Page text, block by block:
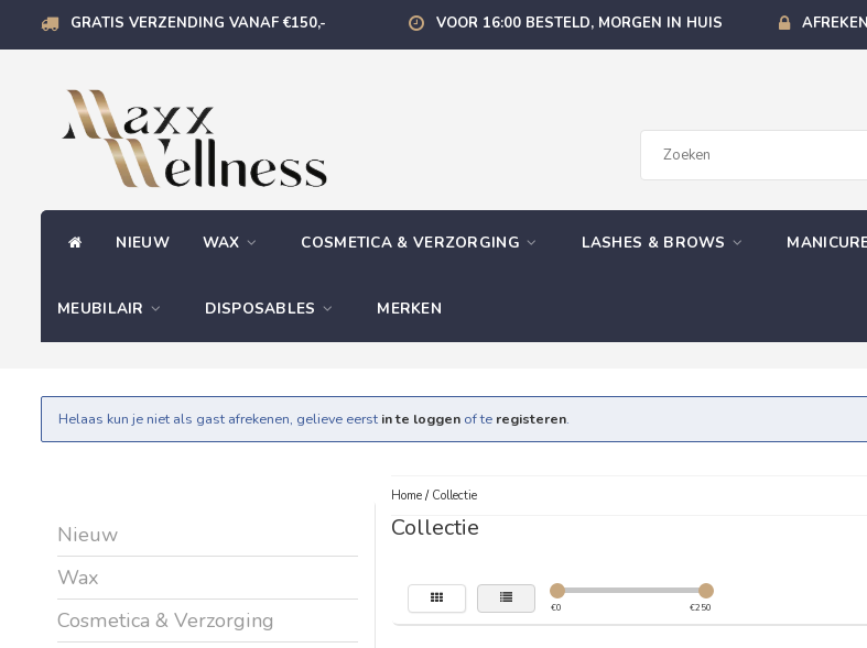
GRATIS VERZENDING VANAF €150,- VOOR 16:00 BESTELD, MORGEN IN HUIS
NIEUW WAX COSMETICA & VERZORGING LASHES & BROWS
MEUBILAIR DISPOSABLES MERKEN
Helaas kun je niet als gast afrekenen, gelieve eerst in te loggen of te registeren.
Nieuw
Wax
Cosmetica & Verzorging
Home/ Collectie
Collectie
€0 €250